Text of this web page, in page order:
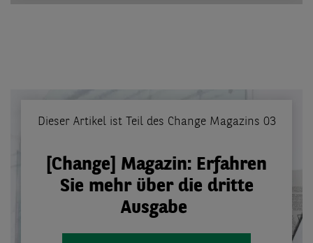
Dieser Artikel ist Teil des Change Magazins 03
[Change] Magazin: Erfahren
Sie mehr über die dritte
Ausgabe